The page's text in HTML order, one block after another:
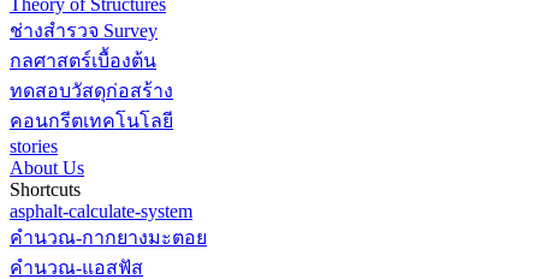
Theory of Structures
ช่างสำรวจ Survey
กลศาสตร์เบื้องต้น
ทดสอบวัสดุก่อสร้าง
คอนกรีตเทคโนโลยี
stories
About Us
Shortcuts
asphalt-calculate-system
คำนวณ-กากยางมะตอย
คำนวณ-แอสฟัส